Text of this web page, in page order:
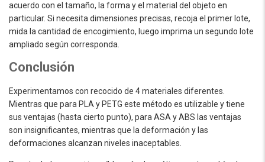
acuerdo con el tamaño, la forma y el material del objeto en
particular. Si necesita dimensiones precisas, recoja el primer lote,
mida la cantidad de encogimiento, luego imprima un segundo lote
ampliado según corresponda.
Conclusión
Experimentamos con recocido de 4 materiales diferentes.
Mientras que para PLA y PETG este método es utilizable y tiene
sus ventajas (hasta cierto punto), para ASA y ABS las ventajas
son insignificantes, mientras que la deformación y las
deformaciones alcanzan niveles inaceptables.